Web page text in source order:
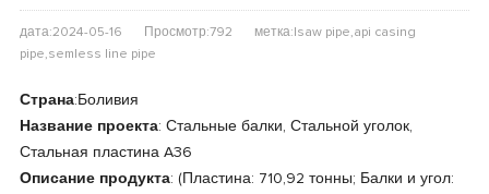
дата:2024-05-16 Просмотр:792
метка:lsaw pipe,api casing
pipe,semless line pipe
Страна:Боливия
Название проекта: Стальные балки, Стальной уголок,
Стальная пластина A36
Описание продукта: (Пластина: 710,92 тонны; Балки и угол: